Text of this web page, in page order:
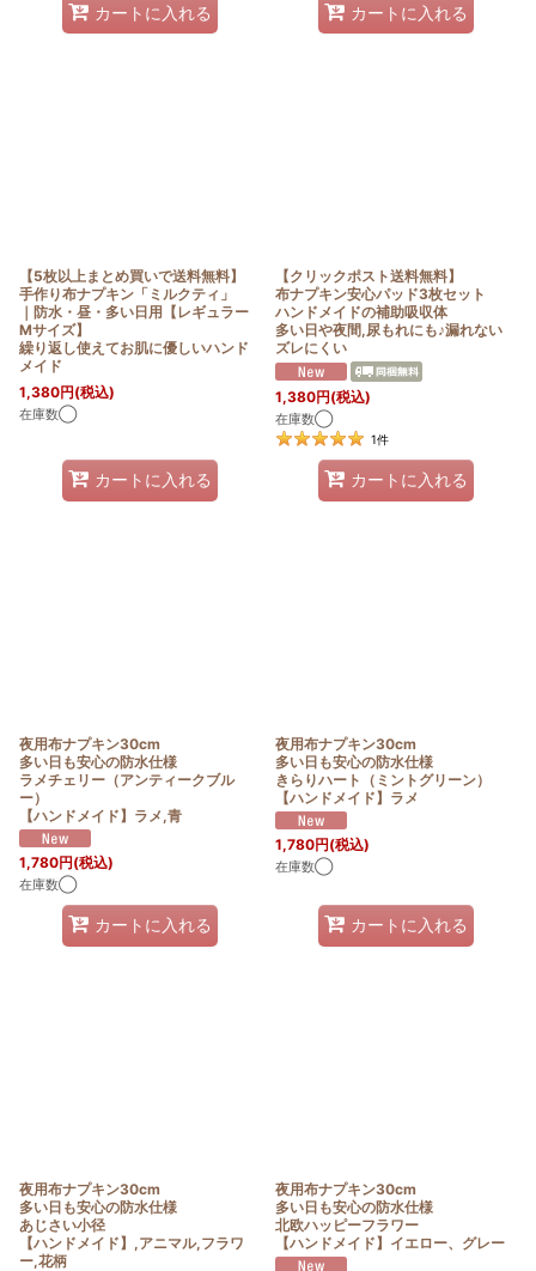
カートに入れる カートに入れる
【5枚以上まとめ買いで送料無料】
手作り布ナプキン「ミルクティ」
｜防水・昼・多い日用【レギュラー
Mサイズ】
繰り返し使えてお肌に優しいハンド
メイド
1,380円(税込)
在庫数◯
カートに入れる
【クリックポスト送料無料】
布ナプキン安心パッド3枚セット
ハンドメイドの補助吸収体
多い日や夜間,尿もれにも♪漏れない
ズレにくい
1,380円(税込)
在庫数◯
1件
カートに入れる
夜用布ナプキン30cm
多い日も安心の防水仕様
ラメチェリー（アンティークブル
ー）
【ハンドメイド】ラメ,青
1,780円(税込)
在庫数◯
カートに入れる
夜用布ナプキン30cm
多い日も安心の防水仕様
きらりハート（ミントグリーン）
【ハンドメイド】ラメ
1,780円(税込)
在庫数◯
カートに入れる
夜用布ナプキン30cm
多い日も安心の防水仕様
あじさい小径
【ハンドメイド】,アニマル,フラワ
ー,花柄
夜用布ナプキン30cm
多い日も安心の防水仕様
北欧ハッピーフラワー
【ハンドメイド】イエロー、グレー